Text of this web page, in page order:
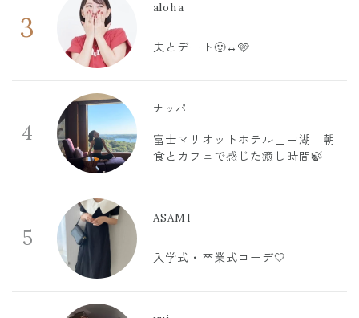
3
aloha
夫とデート🙂‍↔️🩷
4
ナッパ
富士マリオットホテル山中湖｜朝
食とカフェで感じた癒し時間🍃
5
ASAMI
入学式・卒業式コーデ🤍